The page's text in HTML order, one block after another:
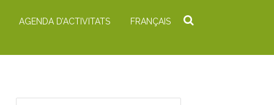
AGENDA D’ACTIVITATS FRANÇAIS